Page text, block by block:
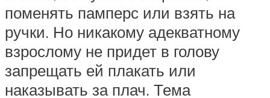
поменять памперс или взять на
ручки. Но никакому адекватному
взрослому не придет в голову
запрещать ей плакать или
наказывать за плач. Тема